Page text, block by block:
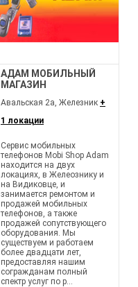
АДАМ МОБИЛЬНЫЙ
МАГАЗИН
Авальская 2а, Железник +
1 локации
Сервис мобильных
телефонов Mobi Shop Adam
находится на двух
локациях, в Желеознику и
на Видиковце, и
занимается ремонтом и
продажей мобильных
телефонов, а также
продажей сопутствующего
оборудования. Мы
существуем и работаем
более двадцати лет,
предоставляя нашим
согражданам полный
спектр услуг по р...